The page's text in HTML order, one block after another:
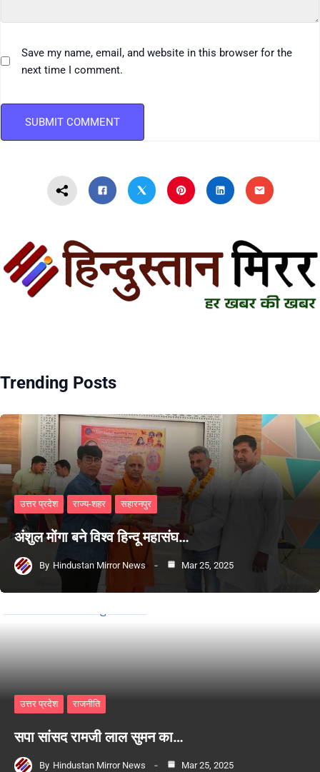
Save my name, email, and website in this browser for the
next time I comment.
Trending Posts
उत्तर प्रदेश राज्य-शहर सहारनपुर
अंशुल मोंगा बने विश्व हिन्दू महासंघ…
By Hindustan Mirror News Mar 25, 2025
उत्तर प्रदेश राजनीति
सपा सांसद रामजी लाल सुमन का…
By Hindustan Mirror News Mar 25, 2025